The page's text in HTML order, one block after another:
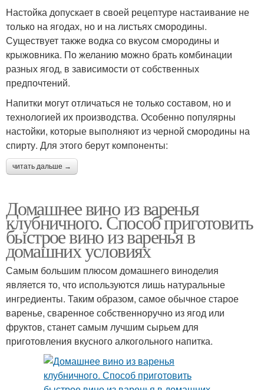
Настойка допускает в своей рецептуре настаивание не
только на ягодах, но и на листьях смородины.
Существует также водка со вкусом смородины и
крыжовника. По желанию можно брать комбинации
разных ягод, в зависимости от собственных
предпочтений.
Напитки могут отличаться не только составом, но и
технологией их производства. Особенно популярны
настойки, которые выполняют из черной смородины на
спирту. Для этого берут компоненты:
читать дальше →
Домашнее вино из варенья
клубничного. Способ приготовить
быстрое вино из варенья в
домашних условиях
Самым большим плюсом домашнего виноделия
является то, что используются лишь натуральные
ингредиенты. Таким образом, самое обычное старое
варенье, сваренное собственноручно из ягод или
фруктов, станет самым лучшим сырьем для
приготовления вкусного алкогольного напитка.